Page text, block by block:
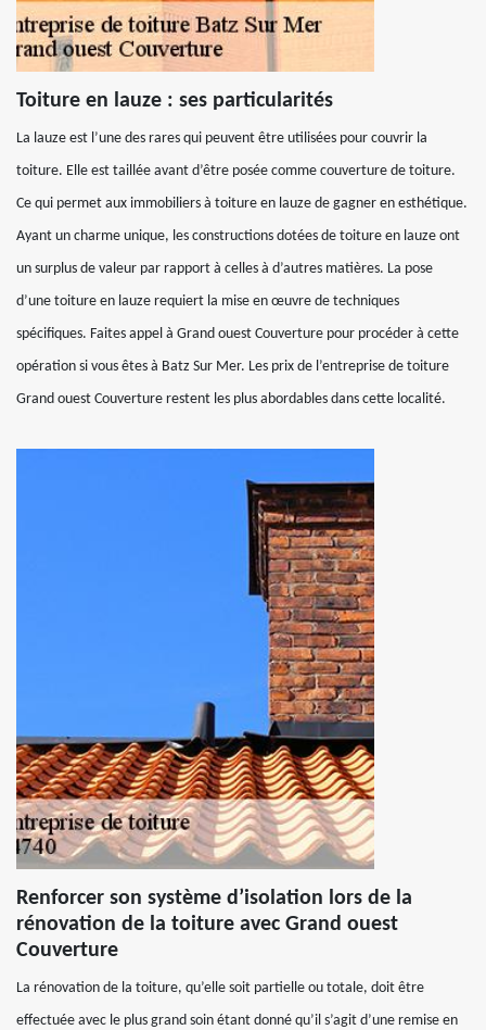
Toiture en lauze : ses particularités
La lauze est l’une des rares qui peuvent être utilisées pour couvrir la
toiture. Elle est taillée avant d’être posée comme couverture de toiture.
Ce qui permet aux immobiliers à toiture en lauze de gagner en esthétique.
Ayant un charme unique, les constructions dotées de toiture en lauze ont
un surplus de valeur par rapport à celles à d’autres matières. La pose
d’une toiture en lauze requiert la mise en œuvre de techniques
spécifiques. Faites appel à Grand ouest Couverture pour procéder à cette
opération si vous êtes à Batz Sur Mer. Les prix de l’entreprise de toiture
Grand ouest Couverture restent les plus abordables dans cette localité.
Renforcer son système d’isolation lors de la
rénovation de la toiture avec Grand ouest
Couverture
La rénovation de la toiture, qu’elle soit partielle ou totale, doit être
effectuée avec le plus grand soin étant donné qu’il s’agit d’une remise en